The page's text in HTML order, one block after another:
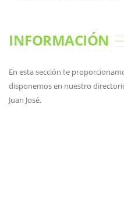
INFORMACIÓN
En esta sección te
disponemos en nuestro
Juan José.